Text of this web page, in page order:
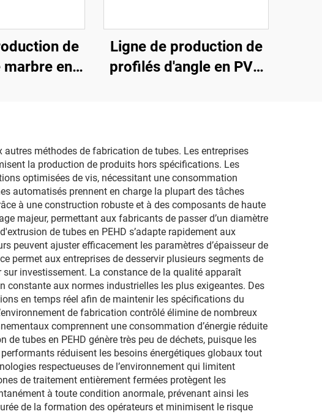
de
en
Ligne de production de
profilés d'angle en PVC
méthodes de fabrication de tubes. Les entreprises
la production de produits hors spécifications. Les
optimisées de vis, nécessitant une consommation
automatisés prennent en charge la plupart des tâches
à une construction robuste et à des composants de haute
majeur, permettant aux fabricants de passer d’un diamètre
de tubes en PEHD s’adapte rapidement aux
peuvent ajuster efficacement les paramètres d’épaisseur de
permet aux entreprises de desservir plusieurs segments de
investissement. La constance de la qualité apparaît
aux normes industrielles les plus exigeantes. Des
en temps réel afin de maintenir les spécifications du
de fabrication contrôlé élimine de nombreux
comprennent une consommation d’énergie réduite
tubes en PEHD génère très peu de déchets, puisque les
réduisent les besoins énergétiques globaux tout
respectueuses de l’environnement qui limitent
de traitement entièrement fermées protègent les
à toute condition anormale, prévenant ainsi les
de la formation des opérateurs et minimisent le risque